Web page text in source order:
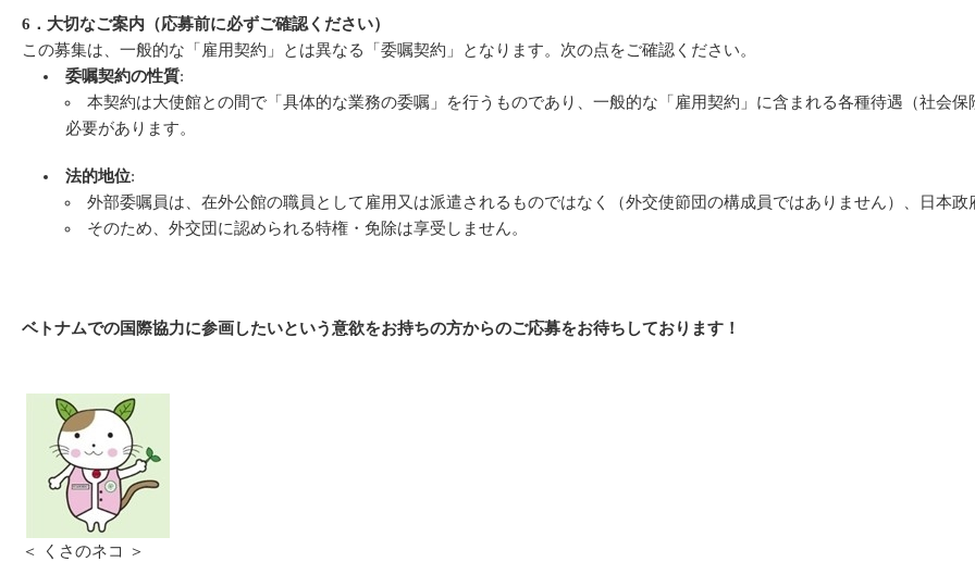
6．大切なご案内（応募前に必ずご確認ください）
この募集は、一般的な「雇用契約」とは異なる「委嘱契約」となります。次の点をご確認ください。
委嘱契約の性質:
本契約は大使館との間で「具体的な業務の委嘱」を行うものであり、一般的な「雇用契約」に含まれる各種待遇（社会
必要があります。
法的地位:
外部委嘱員は、在外公館の職員として雇用又は派遣されるものではなく（外交使節団の構成員ではありません）、日本政
そのため、外交団に認められる特権・免除は享受しません。
ベトナムでの国際協力に参画したいという意欲をお持ちの方からのご応募をお待ちしております！
＜ くさのネコ ＞